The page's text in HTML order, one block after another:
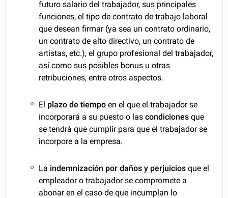
futuro salario del trabajador, sus principales
funciones, el tipo de contrato de trabajo laboral
que desean firmar (ya sea un contrato ordinario,
un contrato de alto directivo, un contrato de
artistas, etc.), el grupo profesional del trabajador,
así como sus posibles bonus u otras
retribuciones, entre otros aspectos.
El plazo de tiempo en el que el trabajador se
incorporará a su puesto o lascondiciones que
se tendrá que cumplir para que el trabajador se
incorpore a la empresa.
La indemnización por daños y perjuicios que el
empleador o trabajador se compromete a
abonar en el caso de que incumplan lo